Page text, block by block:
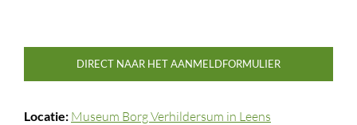
DIRECT NAAR HET AANMELDFORMULIER
Locatie: Museum Borg Verhildersum in Leens